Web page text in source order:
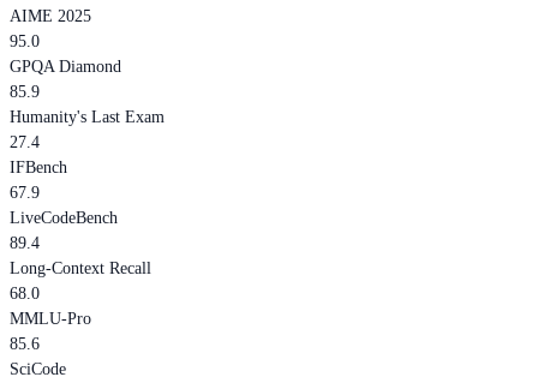
AIME 2025
95.0
GPQA Diamond
85.9
Humanity's Last Exam
27.4
IFBench
67.9
LiveCodeBench
89.4
Long-Context Recall
68.0
MMLU-Pro
85.6
SciCode